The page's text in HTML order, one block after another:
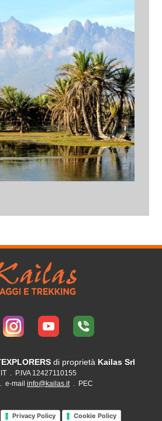
di proprietà Kailas Srl
. P.IVA 12427110155
e-mail info@kailas.it. PEC
Privacy Policy Cookie Policy